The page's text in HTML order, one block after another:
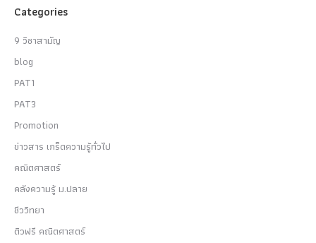
Categories
9 วิชาสามัญ
blog
PAT1
PAT3
Promotion
ข่าวสาร เกร็ดความรู้ทั่วไป
คณิตศาสตร์
คลังความรู้ ม.ปลาย
ชีววิทยา
ติวฟรี คณิตศาสตร์